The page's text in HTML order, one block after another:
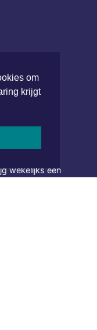
om
krijgt
wekelijks een